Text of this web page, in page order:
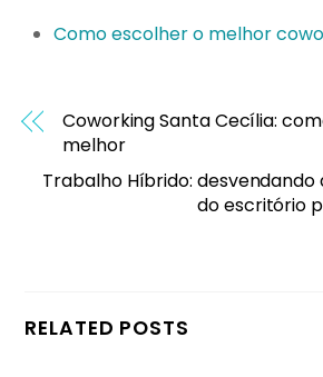
Como escolher o melhor
Coworking Santa Cecília:
melhor
Trabalho Híbrido: desvendando
do escritório
RELATED POSTS